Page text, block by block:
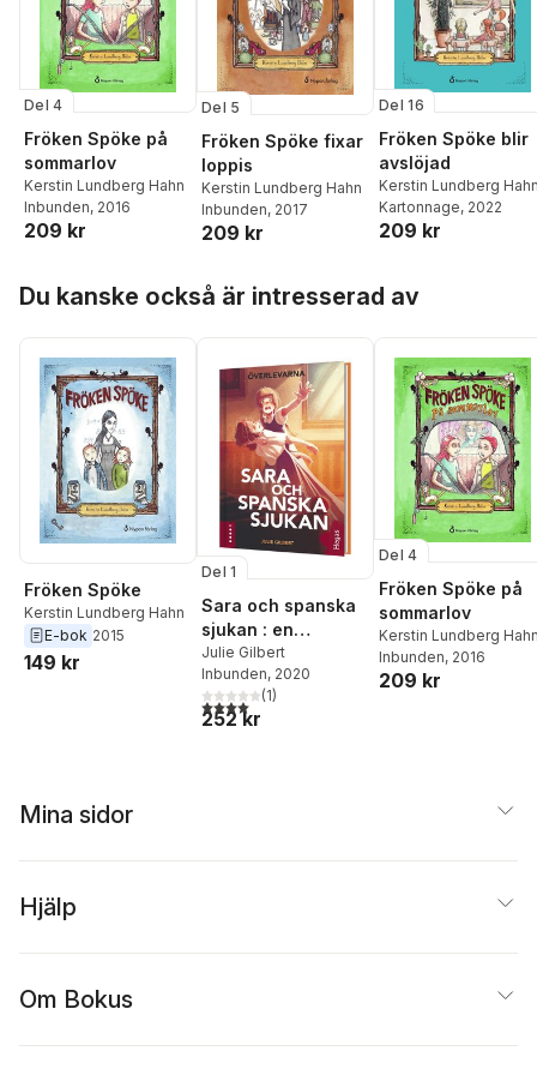
Del 4
Fröken Spöke på
sommarlov
Kerstin Lundberg Hahn
Inbunden, 2016
209 kr
Del 5
Fröken Spöke fixar
loppis
Kerstin Lundberg Hahn
Inbunden, 2017
209 kr
Del 16
Fröken Spöke blir
avslöjad
Kerstin Lundberg
Kartonnage, 2022
209 kr
Du kanske också är intresserad av
Fröken Spöke
Kerstin Lundberg Hahn
E-bok 2015
149 kr
Del 1
Sara och spanska
sjukan : en
berättelse om att
överleva
influensan 1918
Julie Gilbert
Inbunden, 2020
4,0utav 5 stjärnor. Totalt antal röster:
(1)
252 kr
Del 4
Fröken Spöke på
sommarlov
Kerstin Lundberg
Inbunden, 2016
209 kr
Mina sidor
Hjälp
Om Bokus